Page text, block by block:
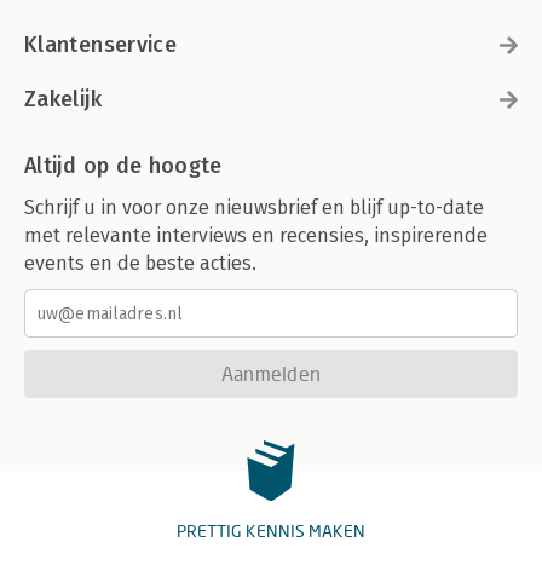
Klantenservice
Zakelijk
Altijd op de hoogte
Schrijf u in voor onze nieuwsbrief en blijf up-to-date
met relevante interviews en recensies, inspirerende
events en de beste acties.
Aanmelden
PRETTIG KENNIS MAKEN